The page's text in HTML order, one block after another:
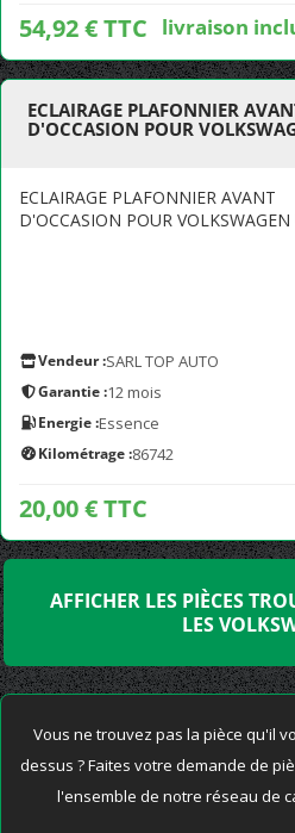
54,92 € TTC livraison
ECLAIRAGE PLAFONNIER
D'OCCASION POUR
ECLAIRAGE PLAFONNIER AVANT
D'OCCASION POUR
Vendeur :SARL TOP AUTO
Garantie :12 mois
Energie :Essence
Kilométrage :86742
20,00 € TTC
AFFICHER LES PIÈCES
LES
Vous ne trouvez pas la pièce qu'il
dessus ? Faites votre demande de
l'ensemble de notre réseau de